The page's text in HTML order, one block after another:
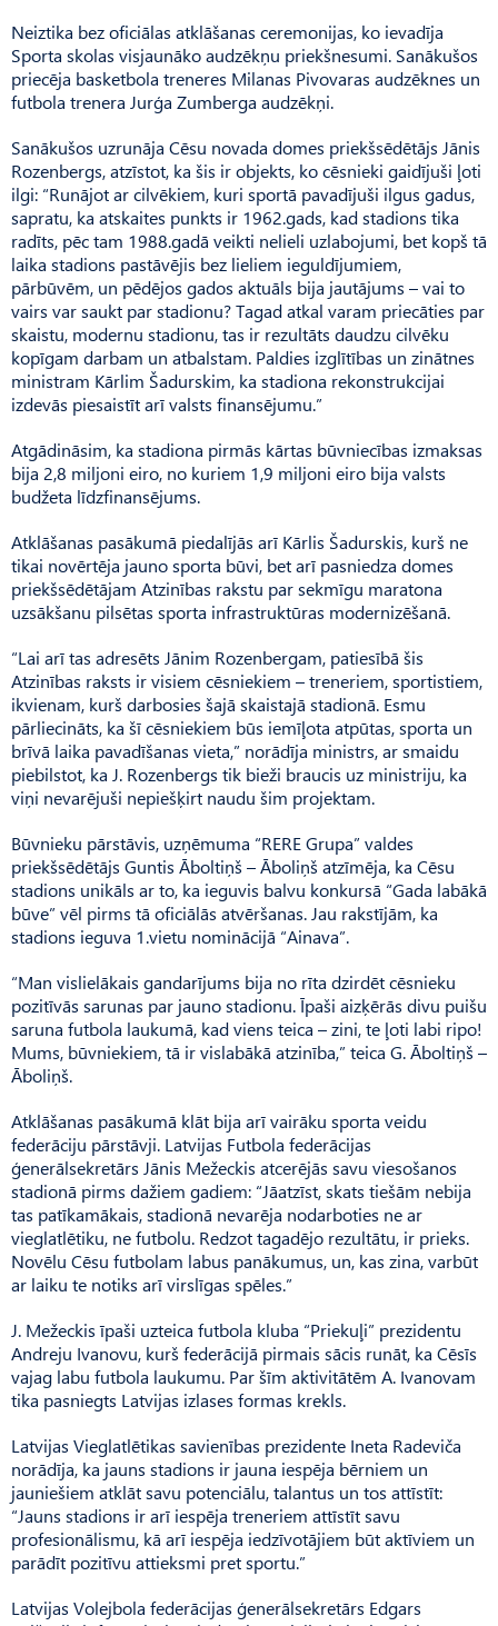
Neiztika bez oficiālas atklāšanas ceremonijas, ko ievadīja
Sporta skolas visjaunāko audzēkņu priekšnesumi. Sanākušos
priecēja basketbola treneres Milanas Pivovaras audzēknes un
futbola trenera Jurģa Zumberga audzēkņi.
Sanākušos uzrunāja Cēsu novada domes priekšsēdētājs Jānis
Rozenbergs, atzīstot, ka šis ir objekts, ko cēsnieki gaidījuši ļoti
ilgi: “Runājot ar cilvēkiem, kuri sportā pavadījuši ilgus gadus,
sapratu, ka atskaites punkts ir 1962.gads, kad stadions tika
radīts, pēc tam 1988.gadā veikti nelieli uzlabojumi, bet kopš tā
laika stadions pastāvējis bez lieliem ieguldījumiem,
pārbūvēm, un pēdējos gados aktuāls bija jautājums – vai to
vairs var saukt par stadi­onu? Tagad atkal varam priecāties par
skaistu, modernu stadionu, tas ir rezultāts daudzu cilvēku
kopīgam darbam un atbalstam. Paldies izglītības un zinātnes
ministram Kārlim Ša­durskim, ka stadiona rekonstrukcijai
izdevās piesaistīt arī valsts finansējumu.”
Atgādināsim, ka stadiona pirmās kārtas būvniecības izmaksas
bija 2,8 miljoni eiro, no kuriem 1,9 miljoni eiro bija valsts
budžeta līdzfinansējums.
Atklāšanas pasākumā piedalījās arī Kārlis Šadurskis, kurš ne
tikai novērtēja jauno sporta būvi, bet arī pasniedza domes
priekšsēdētājam Atzinības rakstu par sekmīgu maratona
uzsākšanu pilsētas sporta infrastruktūras modernizēšanā.
“Lai arī tas adresēts Jānim Rozenbergam, patiesībā šis
Atzinības raksts ir visiem cēsniekiem – treneriem, sportistiem,
ikvienam, kurš darbosies šajā skaistajā stadionā. Esmu
pārliecināts, ka šī cēsniekiem būs iemīļota atpūtas, sporta un
brīvā laika pavadīšanas vieta,” norādīja ministrs, ar smaidu
piebilstot, ka J. Ro­zenbergs tik bieži braucis uz ministriju, ka
viņi nevarējuši nepie­šķirt naudu šim projektam.
Būvnieku pārstāvis, uzņēmuma “RERE Grupa” valdes
priekšsēdētājs Guntis Āboltiņš – Āboliņš atzīmēja, ka Cēsu
stadions unikāls ar to, ka ieguvis balvu konkursā “Gada labākā
būve” vēl pirms tā oficiālās atvēršanas. Jau rakstījām, ka
stadions ieguva 1.vietu nominācijā “Ainava”.
“Man vislielākais gandarījums bija no rīta dzirdēt cēsnieku
pozitīvās sarunas par jauno stadionu. Īpaši aizķērās divu puišu
saruna futbola laukumā, kad viens teica – zini, te ļoti labi ripo!
Mums, būvniekiem, tā ir vislabākā atzinība,” teica G. Āboltiņš –
Āboliņš.
Atklāšanas pasākumā klāt bija arī vairāku sporta veidu
federāciju pārstāvji. Latvijas Futbola federācijas
ģenerālsekretārs Jānis Mežeckis atcerējās savu viesošanos
stadionā pirms dažiem gadiem: “Jāatzīst, skats tiešām nebija
tas patīkamākais, stadionā nevarēja nodarboties ne ar
vieglatlētiku, ne futbolu. Redzot tagadējo rezultātu, ir prieks.
Novēlu Cēsu futbolam labus panākumus, un, kas zina, varbūt
ar laiku te notiks arī virslīgas spēles.”
J. Mežeckis īpaši uzteica futbola kluba “Priekuļi” prezidentu
Andreju Ivanovu, kurš federācijā pirmais sācis runāt, ka Cēsīs
vajag labu futbola laukumu. Par šīm aktivitātēm A. Ivanovam
tika pasniegts Latvijas izlases formas krekls.
Latvijas Vieglatlētikas savienības prezidente Ineta Radeviča
norādīja, ka jauns stadions ir jauna iespēja bērniem un
jauniešiem atklāt savu potenciālu, talantus un tos attīstīt:
“Jauns stadions ir arī iespēja treneriem attīstīt savu
profesionālismu, kā arī iespēja iedzīvotājiem būt aktīviem un
parādīt pozitīvu attieksmi pret sportu.”
Latvijas Volejbola federācijas ģenerālsekretārs Edgars